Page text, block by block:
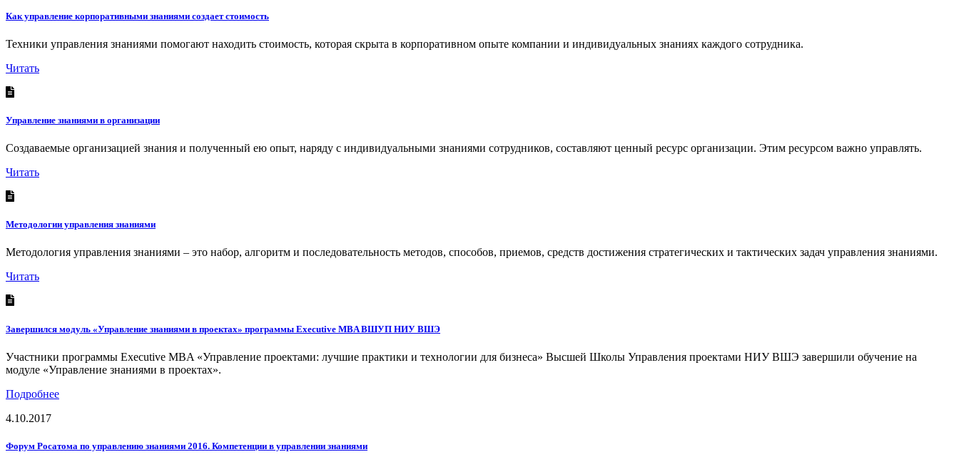
Как управление корпоративными знаниями создает стоимость
Техники управления знаниями помогают находить стоимость, которая скрыта в корпоративном опыте компании и индивидуальных знаниях каждого сотрудника.
Читать
Управление знаниями в организации
Создаваемые организацией знания и полученный ею опыт, наряду с индивидуальными знаниями сотрудников, составляют ценный ресурс организации. Этим ресурсом важно управлять.
Читать
Методологии управления знаниями
Методология управления знаниями – это набор, алгоритм и последовательность методов, способов, приемов, средств достижения стратегических и тактических задач управления знаниями.
Читать
Завершился модуль «Управление знаниями в проектах» программы Executive MBA ВШУП НИУ ВШЭ
Участники программы Executive MBA «Управление проектами: лучшие практики и технологии для бизнеса» Высшей Школы Управления проектами НИУ ВШЭ завершили обучение на
модуле «Управление знаниями в проектах».
Подробнее
4.10.2017
Форум Росатома по управлению знаниями 2016. Компетенции в управлении знаниями